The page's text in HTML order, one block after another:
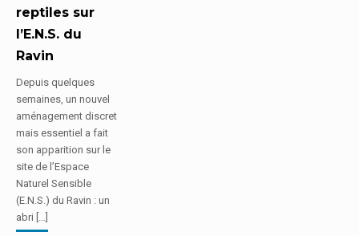
reptiles sur
l’E.N.S. du
Ravin
Depuis quelques
semaines, un nouvel
aménagement discret
mais essentiel a fait
son apparition sur le
site de l’Espace
Naturel Sensible
(E.N.S.) du Ravin : un
abri […]